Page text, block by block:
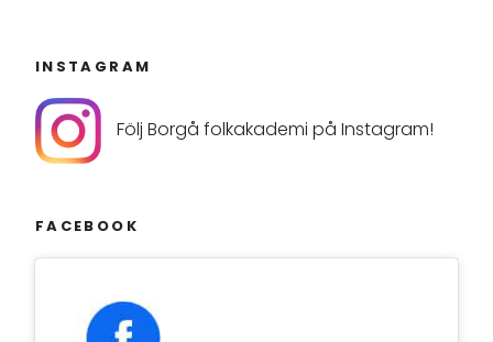
INSTAGRAM
Följ Borgå folkakademi på Instagram!
FACEBOOK